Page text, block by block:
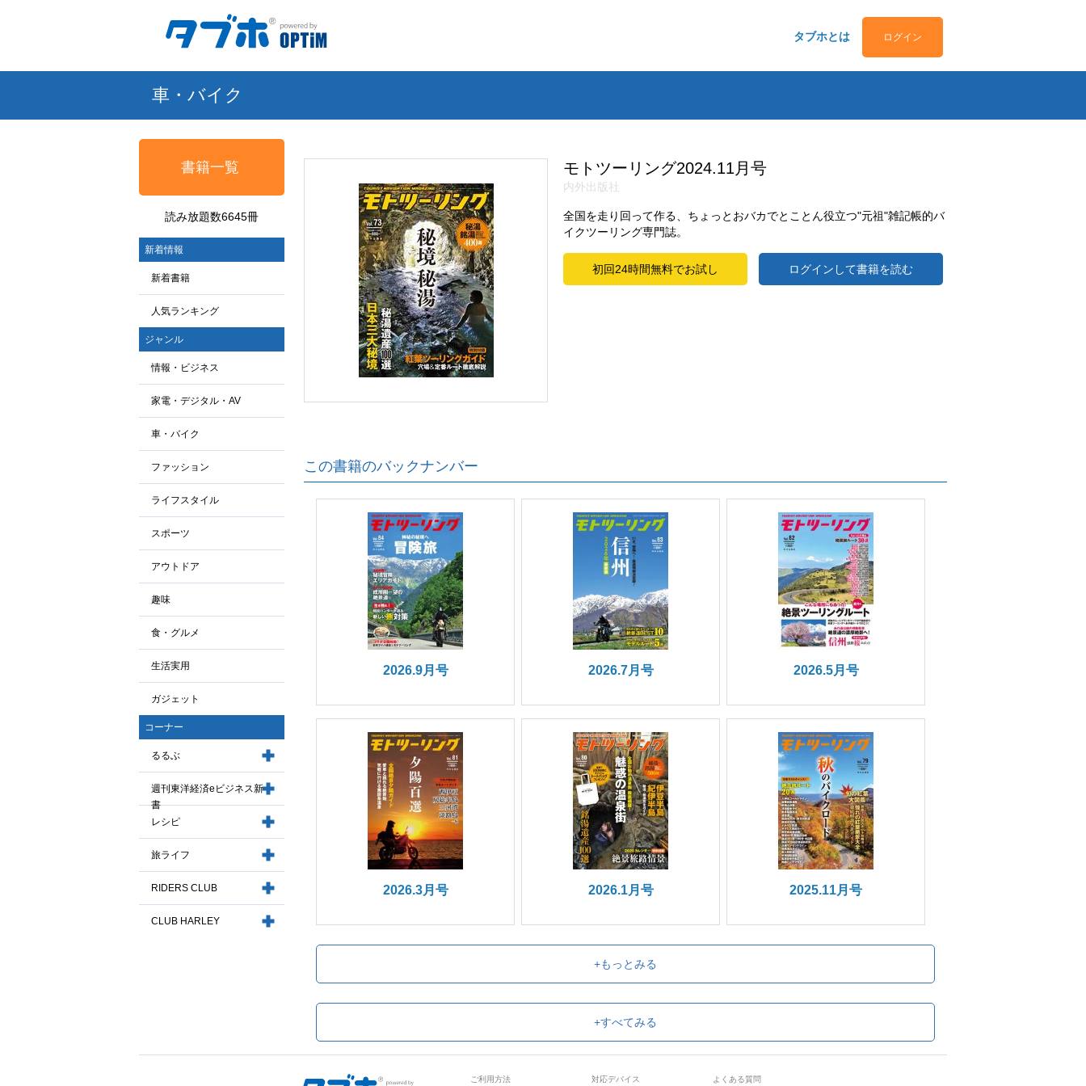
タブホとは ログイン
車・バイク
書籍一覧
読み放題数6645冊
新着情報
新着書籍
人気ランキング
ジャンル
情報・ビジネス
家電・デジタル・AV
車・バイク
ファッション
ライフスタイル
スポーツ
アウトドア
趣味
食・グルメ
生活実用
ガジェット
コーナー
るるぶ
週刊東洋経済eビジネス新
書
レシピ
旅ライフ
RIDERS CLUB
CLUB HARLEY
モトツーリング2024.11月号
内外出版社
全国を走り回って作る、ちょっとおバカでとことん役立つ"元祖"雑記帳的バ
イクツーリング専門誌。
初回24時間無料でお試し ログインして書籍を読む
この書籍のバックナンバー
2026.9月号 2026.7月号 2026.5月号
2026.3月号 2026.1月号 2025.11月号
+もっとみる
+すべてみる
ご利用方法 対応デバイス よくある質問